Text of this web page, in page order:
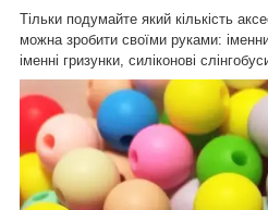
Тільки подумайте який кількість
можна зробити своїми руками:
іменні гризунки, силіконові